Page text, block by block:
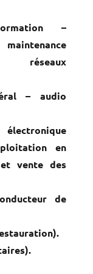
–
réseaux
– audio
en
vente des
de